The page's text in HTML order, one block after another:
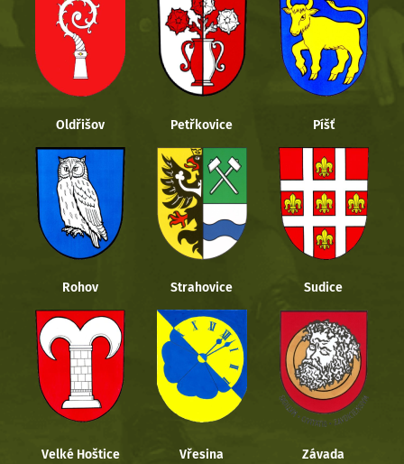
Oldřišov Petřkovice Píšť
Rohov Strahovice Sudice
Velké Hoštice Vřesina Závada